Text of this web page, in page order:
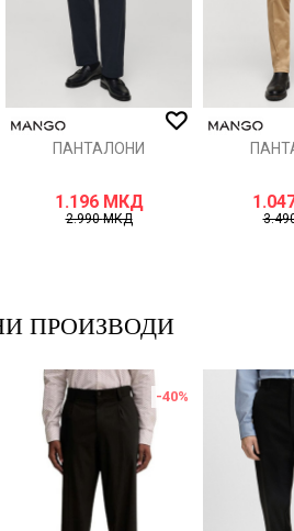
ИСПРАТИ
ПАНТАЛОНИ
1.196 МКД
2.990МКД
ПРОИЗВОДИ
-40%